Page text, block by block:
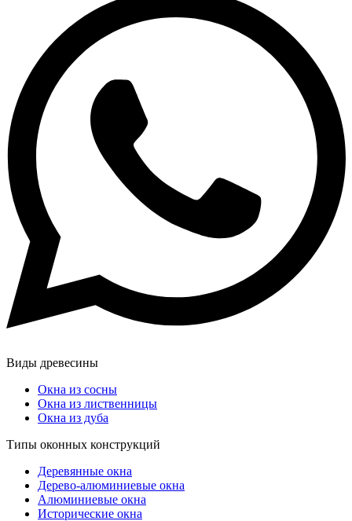
Виды древесины
Окна из сосны
Окна из лиственницы
Окна из дуба
Типы оконных конструкций
Деревянные окна
Дерево-алюминиевые окна
Алюминиевые окна
Исторические окна